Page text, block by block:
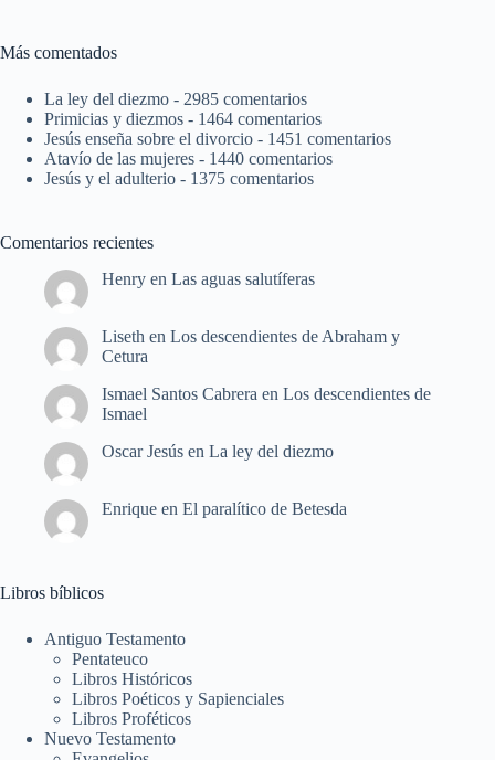
Más comentados
La ley del diezmo - 2985 comentarios
Primicias y diezmos - 1464 comentarios
Jesús enseña sobre el divorcio - 1451 comentarios
Atavío de las mujeres - 1440 comentarios
Jesús y el adulterio - 1375 comentarios
Comentarios recientes
Henry en Las aguas salutíferas
Liseth en Los descendientes de Abraham y
Cetura
Ismael Santos Cabrera en Los descendientes de
Ismael
Oscar Jesús en La ley del diezmo
Enrique en El paralítico de Betesda
Libros bíblicos
Antiguo Testamento
Pentateuco
Libros Históricos
Libros Poéticos y Sapienciales
Libros Proféticos
Nuevo Testamento